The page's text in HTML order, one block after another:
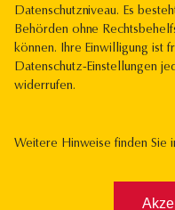
Impressum
Datenschutz
Datenschutzniveau. Es
Behörden ohne
können. Ihre Einwilligung ist
Datenschutz-Einstellungen
widerrufen.
Weitere Hinweise finden Sie